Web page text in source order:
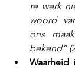
te werk
woord
ons
bekend”